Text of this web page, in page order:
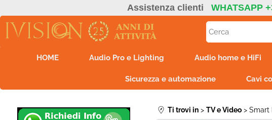
Assistenza clienti WHATSAPP
HOME Audio Pro e Lighting Audio home e HiFi
Sicurezza e automazione Cavi
Ti trovi in TV e Video Smart